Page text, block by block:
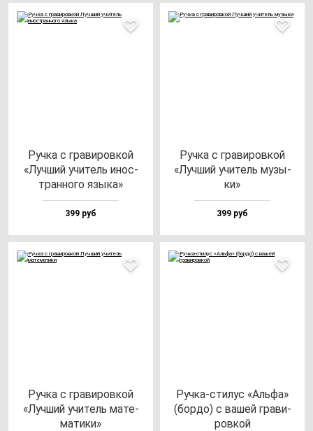
Руч­ка с гра­ви­ров­кой
«Луч­ший учи­тель инос­
тран­но­го язы­ка»
399 руб
Руч­ка с гра­ви­ров­кой
«Луч­ший учи­тель му­зы­
ки»
399 руб
Руч­ка с гра­ви­ров­кой
«Луч­ший учи­тель ма­те­
ма­ти­ки»
Руч­ка-сти­лус «Аль­фа»
(бор­до) с ва­шей гра­ви­
ров­кой